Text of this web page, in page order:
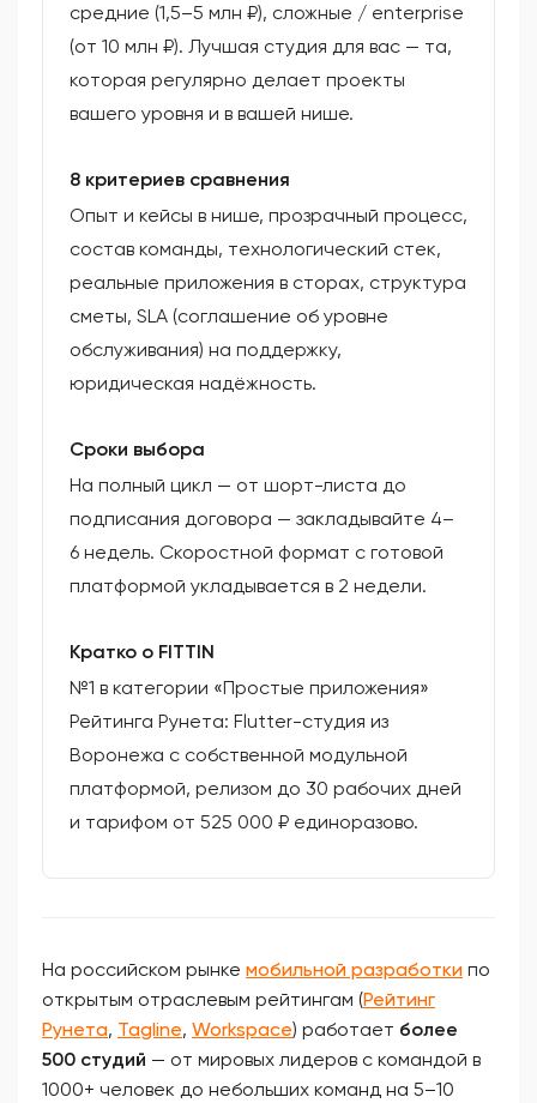
средние (1,5–5 млн ₽), сложные / enterprise
(от 10 млн ₽). Лучшая студия для вас — та,
которая регулярно делает проекты
вашего уровня и в вашей нише.
8 критериев сравнения
Опыт и кейсы в нише, прозрачный процесс,
состав команды, технологический стек,
реальные приложения в сторах, структура
сметы, SLA (соглашение об уровне
обслуживания) на поддержку,
юридическая надёжность.
Сроки выбора
На полный цикл — от шорт-листа до
подписания договора — закладывайте 4–
6 недель. Скоростной формат с готовой
платформой укладывается в 2 недели.
Кратко о FITTIN
№1 в категории «Простые приложения»
Рейтинга Рунета: Flutter-студия из
Воронежа с собственной модульной
платформой, релизом до 30 рабочих дней
и тарифом от 525 000 ₽ единоразово.
На российском рынке мобильной разработки по
открытым отраслевым рейтингам (Рейтинг
Рунета, Tagline, Workspace) работает более
500 студий — от мировых лидеров с командой в
1000+ человек до небольших команд на 5–10